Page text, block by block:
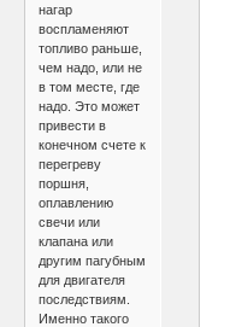
нагар
воспламеняют
топливо раньше,
чем надо, или не
в том месте, где
надо. Это может
привести в
конечном счете к
перегреву
поршня,
оплавлению
свечи или
клапана или
другим пагубным
для двигателя
последствиям.
Именно такого